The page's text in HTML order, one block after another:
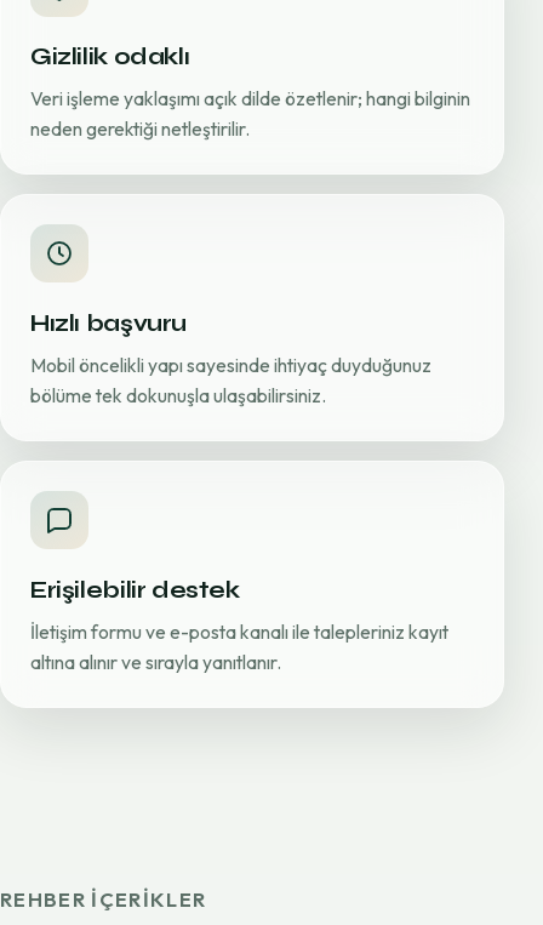
Gizlilik odaklı
Veri işleme yaklaşımı açık dilde özetlenir; hangi bilginin
neden gerektiği netleştirilir.
Hızlı başvuru
Mobil öncelikli yapı sayesinde ihtiyaç duyduğunuz
bölüme tek dokunuşla ulaşabilirsiniz.
Erişilebilir destek
İletişim formu ve e-posta kanalı ile talepleriniz kayıt
altına alınır ve sırayla yanıtlanır.
REHBER IÇERIKLER